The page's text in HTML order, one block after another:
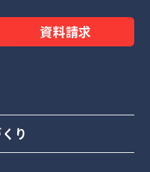
資料請求
り